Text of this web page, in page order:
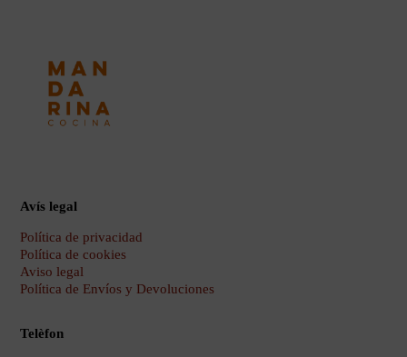
Avís legal
Política de privacidad
Política de cookies
Aviso legal
Política de Envíos y Devoluciones
Telèfon